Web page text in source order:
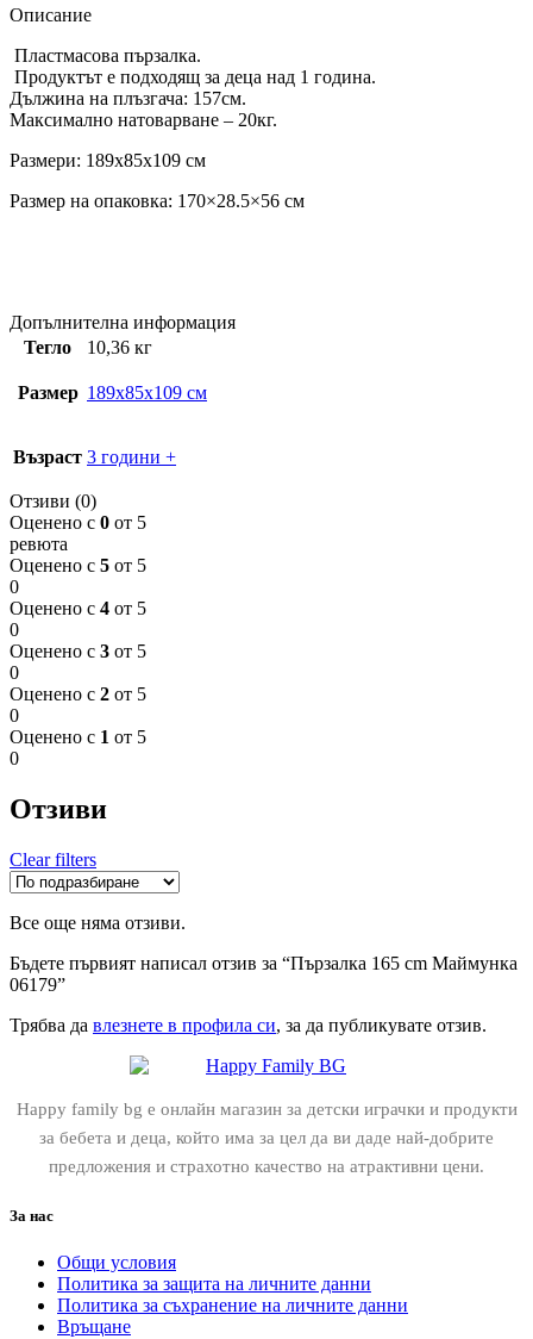
Описание
Пластмасова пързалка.
Продуктът е подходящ за деца над 1 година.
Дължина на плъзгача: 157см.
Максимално натоварване – 20кг.
Размери: 189x85x109 см
Размер на опаковка: 170×28.5×56 см
Допълнителна информация
Тегло
10,36 кг
Размер 189x85x109 см
Възраст 3 години +
Отзиви (0)
Оценено с 0 от 5
ревюта
Оценено с 5 от 5
0
Оценено с 4 от 5
0
Оценено с 3 от 5
0
Оценено с 2 от 5
0
Оценено с 1 от 5
0
Отзиви
Clear filters
Все още няма отзиви.
Бъдете първият написал отзив за “Пързалка 165 cm Маймунка
06179”
Трябва да влезнете в профила си, за да публикувате отзив.
Happy family bg е онлайн магазин за детски играчки и продукти
за бебета и деца, който има за цел да ви даде най-добрите
предложения и страхотно качество на атрактивни цени.
За нас
Общи условия
Политика за защита на личните данни
Политика за съхранение на личните данни
Връщане